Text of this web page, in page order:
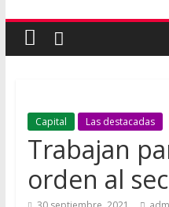
Cumple gobernador de
Capital Las destacadas
Trabajan
orden al